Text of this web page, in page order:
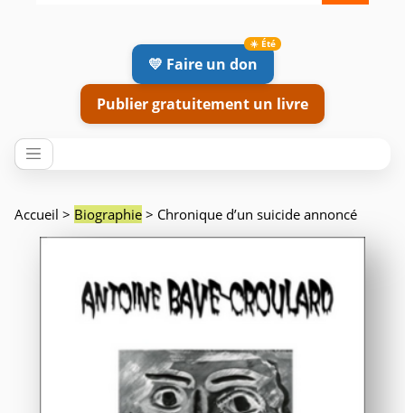
💛 Faire un don
Publier gratuitement un livre
Accueil > Biographie > Chronique d’un suicide annoncé